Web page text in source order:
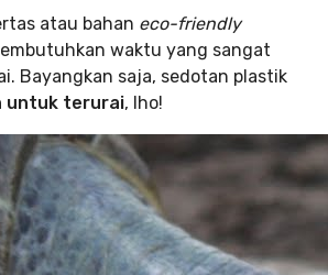
atau bahan eco-friendly
waktu yang sangat
Bayangkan saja, sedotan plastik
untuk terurai, lho!